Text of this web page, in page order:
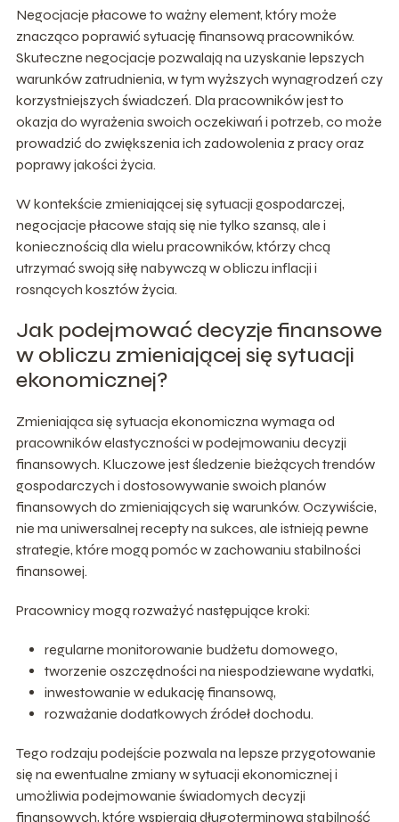
Negocjacje płacowe to ważny element, który może
znacząco poprawić sytuację finansową pracowników.
Skuteczne negocjacje pozwalają na uzyskanie lepszych
warunków zatrudnienia, w tym wyższych wynagrodzeń czy
korzystniejszych świadczeń. Dla pracowników jest to
okazja do wyrażenia swoich oczekiwań i potrzeb, co może
prowadzić do zwiększenia ich zadowolenia z pracy oraz
poprawy jakości życia.
W kontekście zmieniającej się sytuacji gospodarczej,
negocjacje płacowe stają się nie tylko szansą, ale i
koniecznością dla wielu pracowników, którzy chcą
utrzymać swoją siłę nabywczą w obliczu inflacji i
rosnących kosztów życia.
Jak podejmować decyzje finansowe
w obliczu zmieniającej się sytuacji
ekonomicznej?
Zmieniająca się sytuacja ekonomiczna wymaga od
pracowników elastyczności w podejmowaniu decyzji
finansowych. Kluczowe jest śledzenie bieżących trendów
gospodarczych i dostosowywanie swoich planów
finansowych do zmieniających się warunków. Oczywiście,
nie ma uniwersalnej recepty na sukces, ale istnieją pewne
strategie, które mogą pomóc w zachowaniu stabilności
finansowej.
Pracownicy mogą rozważyć następujące kroki:
regularne monitorowanie budżetu domowego,
tworzenie oszczędności na niespodziewane wydatki,
inwestowanie w edukację finansową,
rozważanie dodatkowych źródeł dochodu.
Tego rodzaju podejście pozwala na lepsze przygotowanie
się na ewentualne zmiany w sytuacji ekonomicznej i
umożliwia podejmowanie świadomych decyzji
finansowych, które wspierają długoterminową stabilność